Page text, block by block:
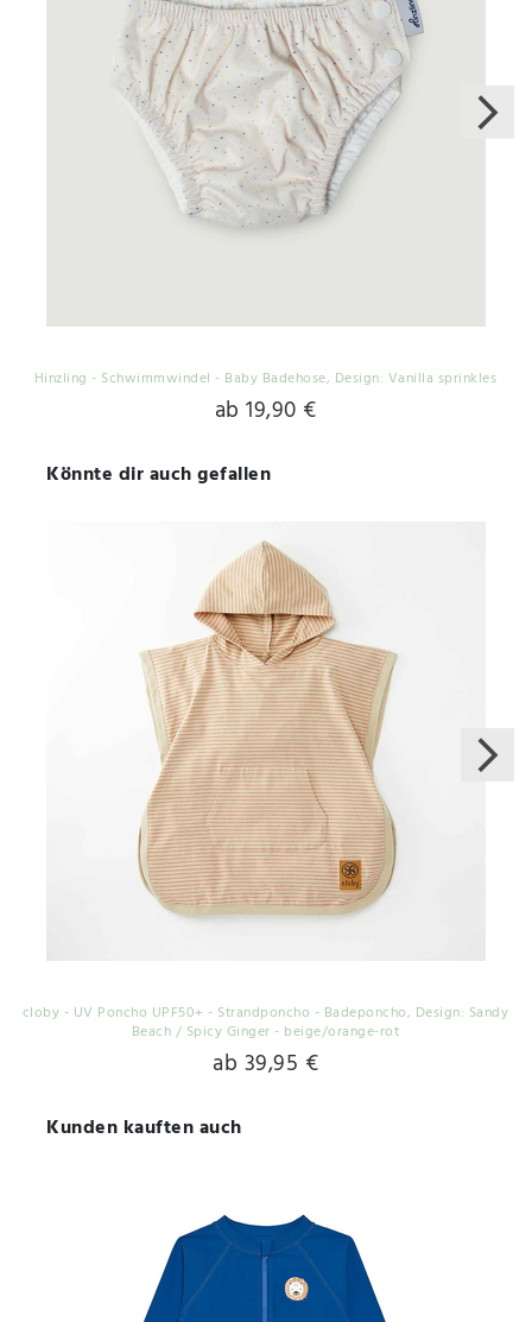
Hinzling - Schwimmwindel - Baby Badehose, Design: Vanilla sprinkles
ab 19,90 €
Könnte dir auch gefallen
cloby - UV Poncho UPF50+ - Strandponcho - Badeponcho, Design: Sandy
Beach / Spicy Ginger - beige/orange-rot
ab 39,95 €
Kunden kauften auch